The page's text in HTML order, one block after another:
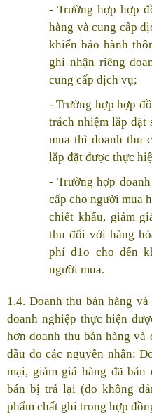
- Trường hợp hợp
hàng và cung cấp
khiển bảo hành
ghi nhận riêng
cung cấp dịch vụ;
- Trường hợp hợp
trách nhiệm lắp đặt
mua thì doanh thu
lắp đặt được thực
- Trường hợp
cấp cho người mua
chiết khấu, giảm
thu đối với hàng
phí đ1o cho đến
người mua.
1.4. Doanh thu bán hàng
doanh nghiệp thực hiện
hơn doanh thu bán hàng
đầu do các nguyên nhân:
mại, giảm giá hàng đã bán
bán bị trả lại (do không
phẩm chất ghi trong hợp